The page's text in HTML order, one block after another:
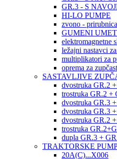
GR.3 - S
HI-LO PUMPE
zvono - prirubnica
GUMENI
elektromagnetne
ležajni nastavci
multiplikatori za
oprema za
SASTAVLJIVE
dvostruka GR.2
trostruka GR.2 +
dvostruka GR.3
dvostruka GR.3
dvostruka GR.2
trostruka
dupla GR.3 +
TRAKTORSKE
20A(C)...X006